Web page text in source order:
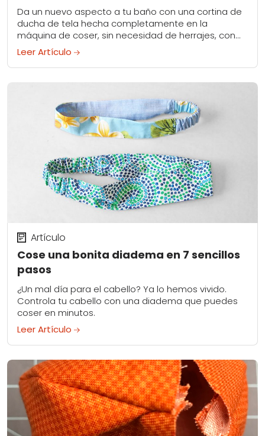
Da un nuevo aspecto a tu baño con una cortina de
ducha de tela hecha completamente en la
máquina de coser, sin necesidad de herrajes, con
este divertido tutorial (¡gratis!)...
Leer Artículo
Cose una bonita diadema en 7 sencillos
pasos
Artículo
¿Un mal día para el cabello? Ya lo hemos vivido.
Controla tu cabello con una diadema que puedes
coser en minutos.
Leer Artículo